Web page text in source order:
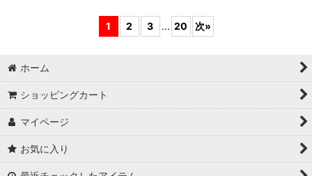
1 2 3 ... 20 次»
ホーム
ショッピングカート
マイページ
お気に入り